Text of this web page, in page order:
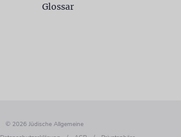
Glossar
© 2026 Jüdische Allgemeine